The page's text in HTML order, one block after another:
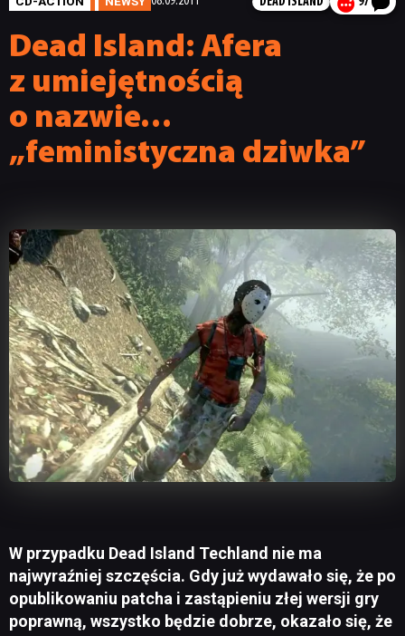
Dead Island: Afera
z umiejętnością
o nazwie…
„feministyczna dziwka”
W przypadku Dead Island Techland nie ma
najwyraźniej szczęścia. Gdy już wydawało się, że po
opublikowaniu patcha i zastąpieniu złej wersji gry
poprawną, wszystko będzie dobrze, okazało się, że